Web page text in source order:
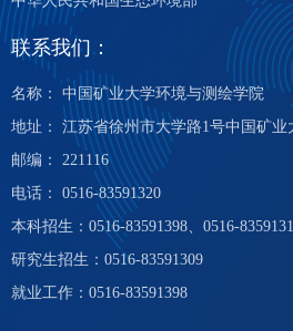
联系我们：
名称： 中国矿业大学环境与测绘学院
地址： 江苏省徐州市大学路1号中国矿业
邮编： 221116
电话： 0516-83591320
本科招生：0516-83591398、0516-
研究生招生：0516-83591309
就业工作：0516-83591398